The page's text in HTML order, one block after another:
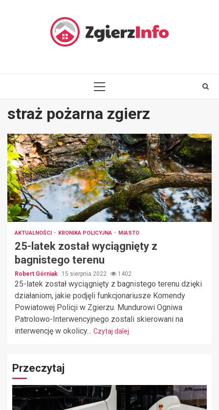
PRIMARY
straż pożarna zgierz
AKTUALNOŚCI KRONIKA POLICYJNA MIASTO
25-latek został wyciągnięty z
bagnistego terenu
Robert Górniak 15 sierpnia 2022 1402
25-latek został wyciągnięty z bagnistego terenu dzięki
działaniom, jakie podjęli funkcjonariusze Komendy
Powiatowej Policji w Zgierzu. Mundurowi Ogniwa
Patrolowo-Interwencyjnego zostali skierowani na
interwencję w okolicy... Czytaj dalej
Przeczytaj